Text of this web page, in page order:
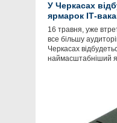
У Черкасах
ярмарок ІТ-
16 травня, уже
все більшу
Черкасах
наймасштабніший